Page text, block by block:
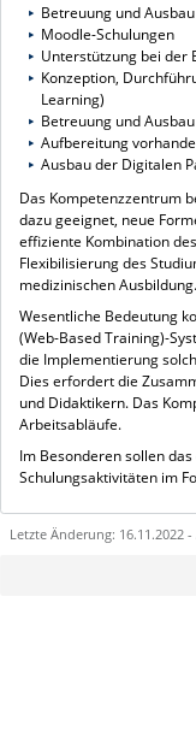
Betreuung und
Moodle-Schulungen
Unterstützung bei der
Konzeption,
Learning)
Betreuung und
Aufbereitung
Ausbau der Digitalen
Das Kompetenzzentrum
dazu geeignet, neue
effiziente Kombination
Flexibilisierung des
medizinischen Ausbildung.
Wesentliche Bedeutung
(Web-Based Training)-
die Implementierung
Dies erfordert die
und Didaktikern. Das
Arbeitsabläufe.
Im Besonderen sollen
Schulungsaktivitäten im
Letzte Änderung: 16.11.2022